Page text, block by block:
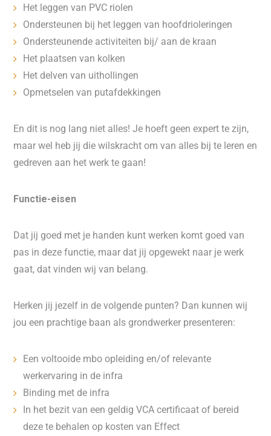
Het leggen van PVC riolen
Ondersteunen bij het leggen van hoofdrioleringen
Ondersteunende activiteiten bij/ aan de kraan
Het plaatsen van kolken
Het delven van uithollingen
Opmetselen van putafdekkingen
En dit is nog lang niet alles! Je hoeft geen expert te zijn,
maar wel heb jij die wilskracht om van alles bij te leren en
gedreven aan het werk te gaan!
Functie-eisen
Dat jij goed met je handen kunt werken komt goed van
pas in deze functie, maar dat jij opgewekt naar je werk
gaat, dat vinden wij van belang.
Herken jij jezelf in de volgende punten? Dan kunnen wij
jou een prachtige baan als grondwerker presenteren:
Een voltooide mbo opleiding en/of relevante
werkervaring in de infra
Binding met de infra
In het bezit van een geldig VCA certificaat of bereid
deze te behalen op kosten van Effect